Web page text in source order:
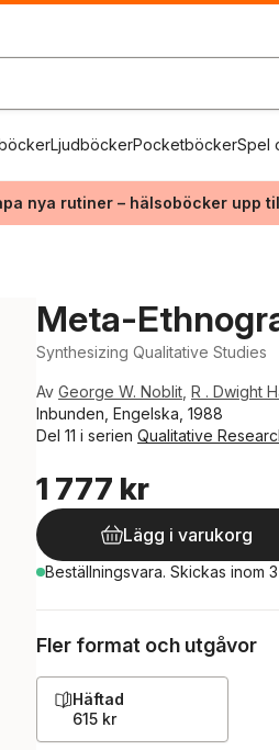
LjudböckerPocketböckerSpel
nya rutiner – hälsoböcker upp
Meta-
Synthesizing Qualitative Studies
Av George W. Noblit R . Dwight
Inbunden, Engelska, 1988
Del 11 i serien Qualitative
1 777 kr
Lägg i varukorg
Beställningsvara. Skickas inom
Fler format och utgåvor
Häftad
615 kr